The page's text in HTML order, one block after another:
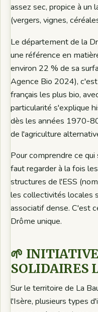
assez sec, propice à un
(vergers, vignes,
Le département de la
une référence en
environ 22 % de sa
Agence Bio 2024),
français les plus bio,
particularité s'explique
dès les années 1970-
de l'agriculture
Pour comprendre ce
faut regarder à la fois
structures de l'ESS
les collectivités locales
associatif dense. C'est
Drôme unique.
🌱
SOLIDAIRES
Sur le territoire de La
l'Isère, plusieurs types